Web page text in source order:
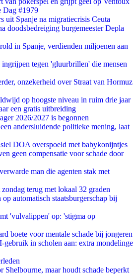
Dag #1979
uit Spanje na migratiecrisis Ceuta
doodsbedreiging burgemeester Depla
in Spanje, verdienden miljoenen aan
tegen 'gluurbrillen' die mensen
onzekerheid over Straat van Hormuz
op hoogste niveau in ruim drie jaar
een gratis uitbreiding
2026/2027 is begonnen
andersluidende politieke mening, laat
DOA overspoeld met babykonijntjes
geen compensatie voor schade door
man die agenten stak met
terug met lokaal 32 graden
automatisch staatsburgerschap bij
'vulvalippen' op: 'stigma op
boete voor mentale schade bij jongeren
gebruik in scholen aan: extra mondelinge
Shelbourne, maar houdt schade beperkt